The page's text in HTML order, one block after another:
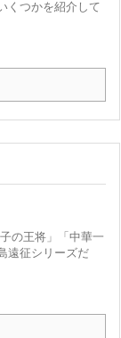
くつかを紹介して
の王将」「中華一
遠征シリーズだ